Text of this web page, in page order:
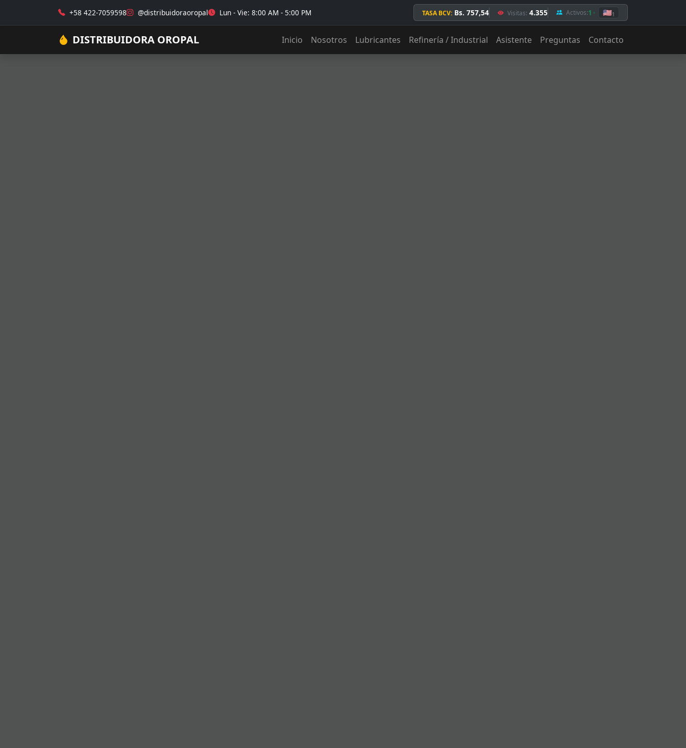
+58 422-7059598 @distribuidoraoropal Lun - Vie: 8:00 AM - 5:00 PM TASA BCV: Bs. 757,54 Visitas: 4.355 Activos:1 🇺🇸1
DISTRIBUIDORA OROPAL Inicio Nosotros Lubricantes Refinería / Industrial Asistente Preguntas Contacto